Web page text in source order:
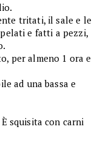
tritati, il sale e le
e fatti a pezzi,
per almeno 1 ora e
ad una bassa e
squisita con carni